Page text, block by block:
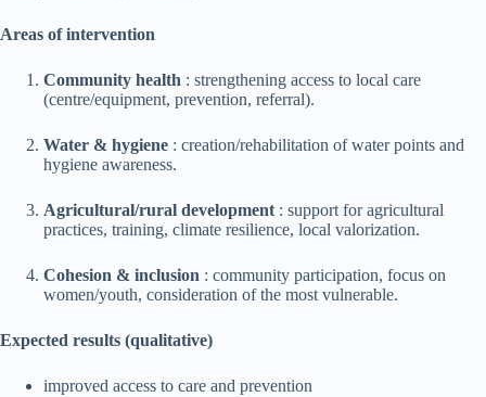
Areas of intervention
Community health : strengthening access to local care
(centre/equipment, prevention, referral).
Water & hygiene : creation/rehabilitation of water points and
hygiene awareness.
Agricultural/rural development : support for agricultural
practices, training, climate resilience, local valorization.
Cohesion & inclusion : community participation, focus on
women/youth, consideration of the most vulnerable.
Expected results (qualitative)
improved access to care and prevention